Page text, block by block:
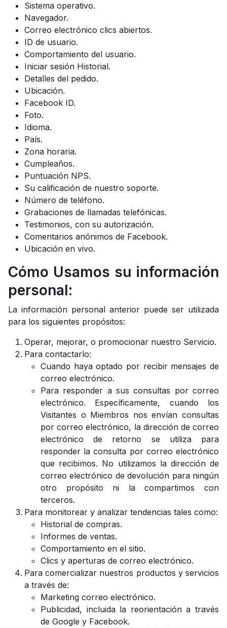
Sistema operativo.
Navegador.
Correo electrónico clics abiertos.
ID de usuario.
Comportamiento del usuario.
Iniciar sesión Historial.
Detalles del pedido.
Ubicación.
Facebook ID.
Foto.
Idioma.
País.
Zona horaria.
Cumpleaños.
Puntuación NPS.
Su calificación de nuestro soporte.
Número de teléfono.
Grabaciones de llamadas telefónicas.
Testimonios, con su autorización.
Comentarios anónimos de Facebook.
Ubicación en vivo.
Cómo Usamos su información
personal:
La información personal anterior puede ser utilizada
para los siguientes propósitos:
Operar, mejorar, o promocionar nuestro Servicio.
Para contactarlo:
Cuando haya optado por recibir mensajes de
correo electrónico.
Para responder a sus consultas por correo
electrónico. Específicamente, cuando los
Visitantes o Miembros nos envían consultas
por correo electrónico, la dirección de correo
electrónico de retorno se utiliza para
responder la consulta por correo electrónico
que recibimos. No utilizamos la dirección de
correo electrónico de devolución para ningún
otro propósito ni la compartimos con
terceros.
Para monitorear y analizar tendencias tales como:
Historial de compras.
Informes de ventas.
Comportamiento en el sitio.
Clics y aperturas de correo electrónico.
Para comercializar nuestros productos y servicios
a través de:
Marketing correo electrónico.
Publicidad, incluida la reorientación a través
de Google y Facebook.